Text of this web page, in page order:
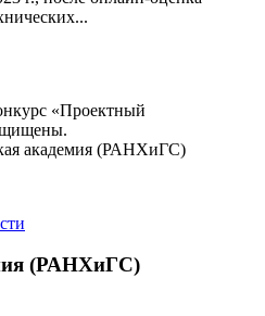
«Проектный
академия (РАНХиГС)
(РАНХиГС)